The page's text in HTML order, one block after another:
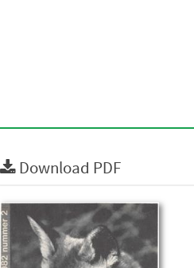
Download PDF